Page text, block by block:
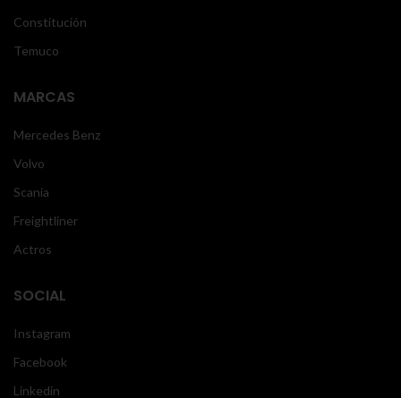
Constitución
Temuco
MARCAS
Mercedes Benz
Volvo
Scania
Freightliner
Actros
SOCIAL
Instagram
Facebook
Linkedin